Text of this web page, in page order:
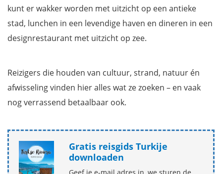
kunt er wakker worden met uitzicht op een antieke
stad, lunchen in een levendige haven en dineren in een
designrestaurant met uitzicht op zee.
Reizigers die houden van cultuur, strand, natuur én
afwisseling vinden hier alles wat ze zoeken – en vaak
nog verrassend betaalbaar ook.
Gratis reisgids Turkije
downloaden